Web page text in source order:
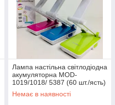
Лампа настільна світлодіодна
акумуляторна MOD-
1019/1018/ 5387 (60 шт./ясть)
Немає в наявності